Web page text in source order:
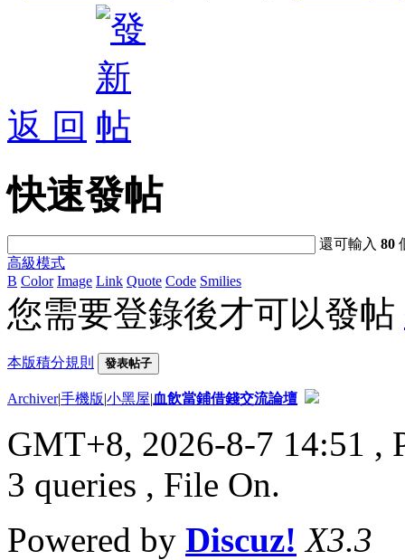
返 回
快速發帖
還可輸入80
高級模式
B Color Image Link Quote Code Smilies
您需要登錄後才可以發帖
本版積分規則 發表帖子
Archiver|手機版|小黑屋|血飲當鋪借錢交流論壇
GMT+8, 2026-8-7 14:51 ,
3 queries , File On.
Powered by Discuz! X3.3